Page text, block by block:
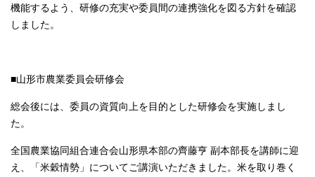
機能するよう、研修の充実や委員間の連携強化を図る方針を確認
しました。
■山形市農業委員会研修会
総会後には、委員の資質向上を目的とした研修会を実施しまし
た。
全国農業協同組合連合会山形県本部の齊藤亨 副本部長を講師に迎
え、「米穀情勢」についてご講演いただきました。米を取り巻く